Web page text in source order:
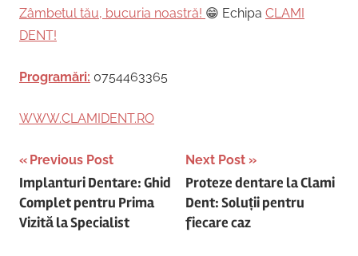
Zâmbetul tău, bucuria noastră! 😁 Echipa CLAMI
DENT!
Programări: 0754463365
WWW.CLAMIDENT.RO
Post
navigation
Previous Post
Implanturi Dentare: Ghid
Complet pentru Prima
Vizită la Specialist
Next Post
Proteze dentare la Clami
Dent: Soluții pentru
fiecare caz